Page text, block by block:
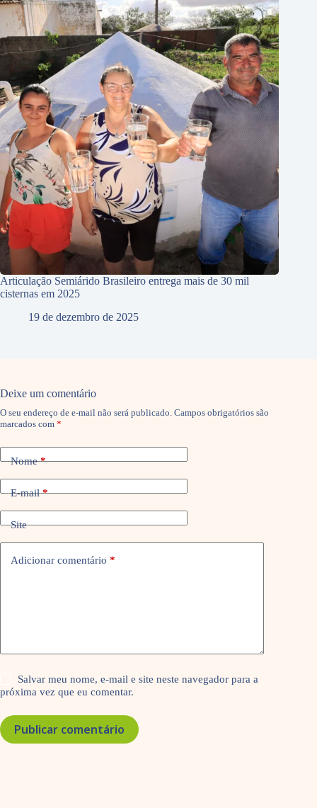
Articulação Semiárido Brasileiro entrega mais de 30 mil
cisternas em 2025
19 de dezembro de 2025
Deixe um comentário
O seu endereço de e-mail não será publicado. Campos obrigatórios são
marcados com *
Nome*
E-mail*
Site
Adicionar comentário *
Salvar meu nome, e-mail e site neste navegador para a
próxima vez que eu comentar.
Publicar comentário